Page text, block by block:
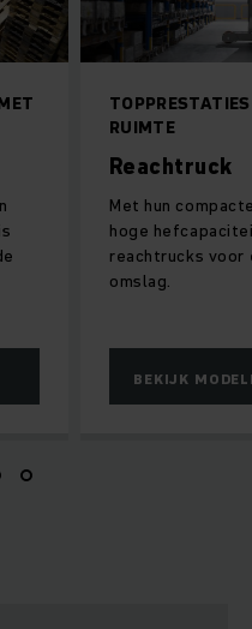
RUIMTE
Reachtruck
Met hun
hoge
reachtrucks voor
omslag.
BEKIJK